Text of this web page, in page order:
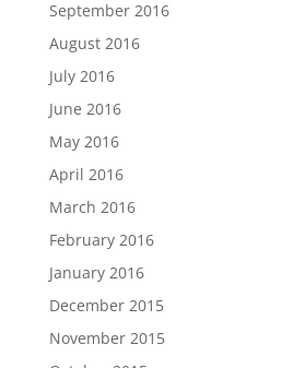
September 2016
August 2016
July 2016
June 2016
May 2016
April 2016
March 2016
February 2016
January 2016
December 2015
November 2015